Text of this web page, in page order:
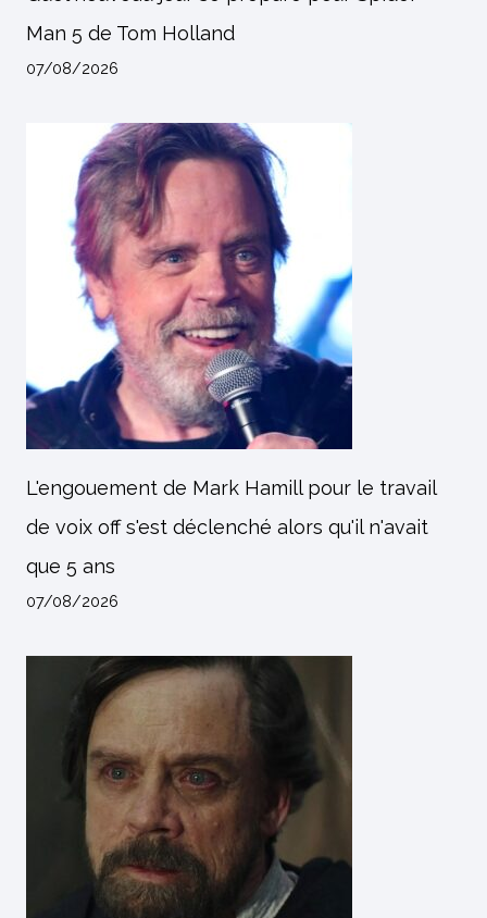
Man 5 de Tom Holland
07/08/2026
L'engouement de Mark Hamill pour le travail
de voix off s'est déclenché alors qu'il n'avait
que 5 ans
07/08/2026